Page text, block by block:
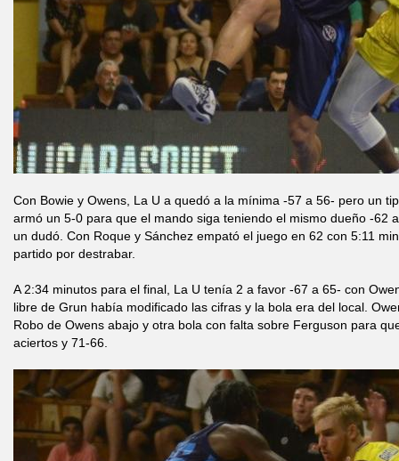
Con Bowie y Owens, La U a quedó a la mínima -57 a 56- pero un
armó un 5-0 para que el mando siga teniendo el mismo dueño -62
un dudó. Con Roque y Sánchez empató el juego en 62 con 5:11
partido por destrabar.
A 2:34 minutos para el final, La U tenía 2 a favor -67 a 65- con
libre de Grun había modificado las cifras y la bola era del local.
Robo de Owens abajo y otra bola con falta sobre Ferguson para
aciertos y 71-66.